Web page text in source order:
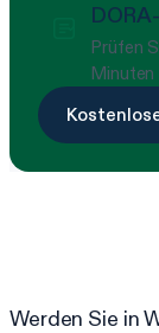
Prüfen
Minuten
Werden Sie in